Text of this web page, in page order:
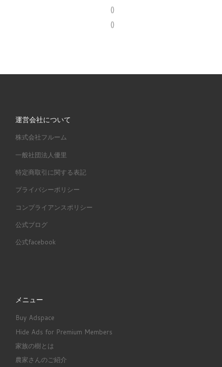
()
()
運営会社について
株式会社フルーム
一般社団法人優里
特定商取引に関する表記
プライバシーポリシー
コンプライアンスポリシー
公式ブログ
公式facebook
メニュー
Buy Adspace
Hide Ads for Premium Members
家族の樹とは
農家さんのご紹介